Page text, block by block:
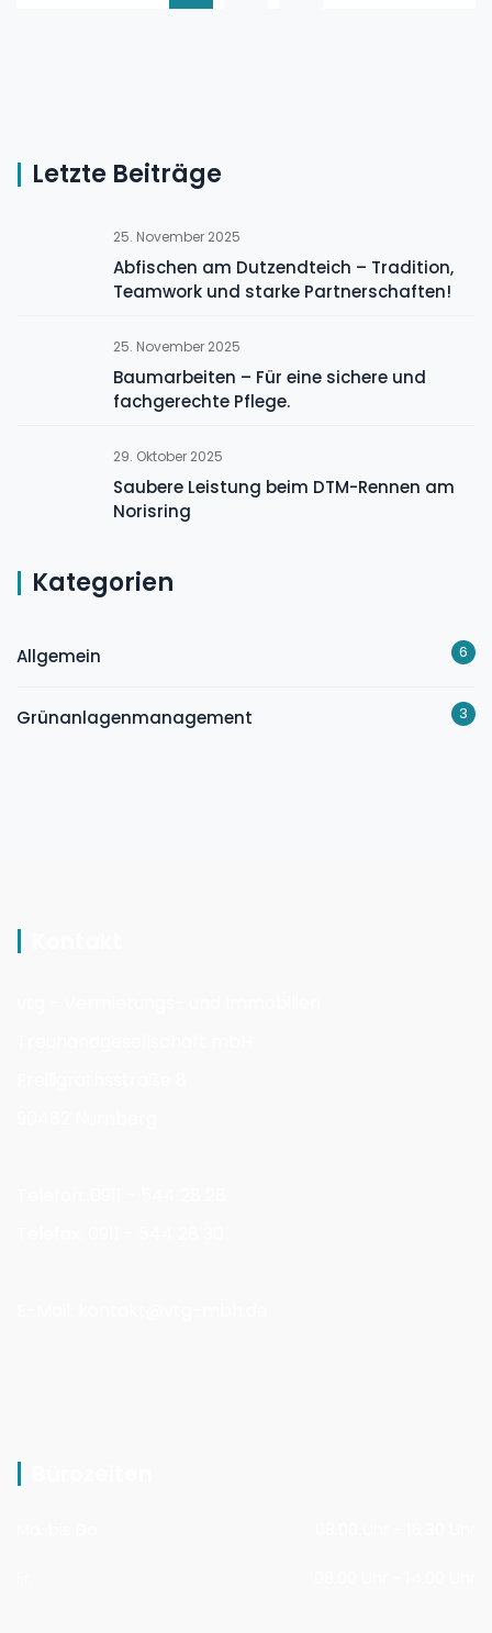
Letzte Beiträge
25. November 2025
Abfischen am Dutzendteich – Tradition,
Teamwork und starke Partnerschaften!
25. November 2025
Baumarbeiten – Für eine sichere und
fachgerechte Pflege.
29. Oktober 2025
Saubere Leistung beim DTM-Rennen am
Norisring
Kategorien
Allgemein 6
Grünanlagenmanagement 3